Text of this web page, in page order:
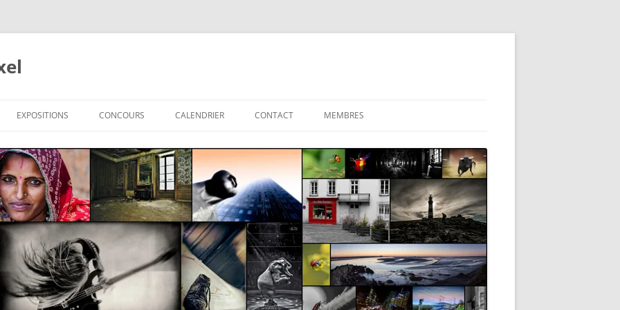
2023
2022
EXPOSITIONS CONCOURS CALENDRIER CONTACT MEMBRES
PHOTOS DES MEMBRES